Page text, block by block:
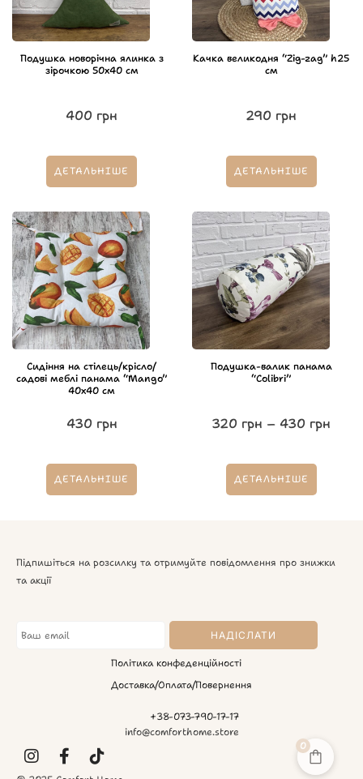
Подушка новорічна ялинка з
зірочкою 50х40 см
400 грн
ДЕТАЛЬНІШЕ
Качка великодня “Zig-zag” h25
см
290 грн
ДЕТАЛЬНІШЕ
Сидіння на стілець/крісло/
садові меблі панама “Mango”
40х40 см
430 грн
ДЕТАЛЬНІШЕ
Подушка-валик панама
“Colibri”
320 грн – 430 грн
ДЕТАЛЬНІШЕ
Підпишіться на розсилку та отримуйте повідомлення про знижки
та акції
Політика конфеденційності
Доставка/Оплата/Повернення
+38-073-790-17-17
info@comforthome.store
0